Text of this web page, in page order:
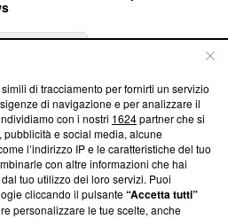
trasparenti su Blasting
e su come ci impegniamo a
afferma la nostra aderenza a
Blasting News non è
ma ha richiesto di farne
ancora effettuato una verifica di
di tracciamento per fornirti un servizio
di navigazione e per analizzare il
con i nostri 1624partner che si
e social media, alcune
l’indirizzo IP e le caratteristiche del tuo
con altre informazioni che hai
tuo utilizzo dei loro servizi. Puoi
cliccando il pulsante“Accetta tutti”
personalizzare le tue scelte, anche